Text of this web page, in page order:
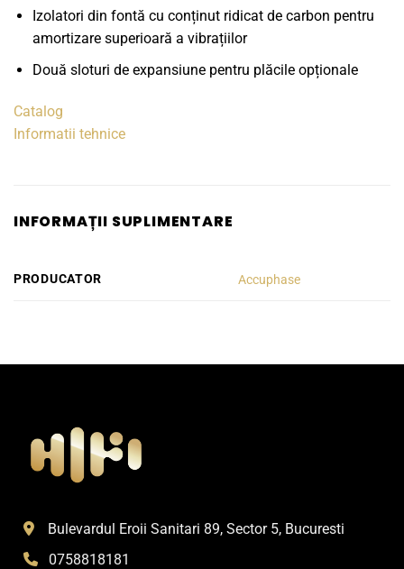
Izolatori din fontă cu conținut ridicat de carbon pentru
amortizare superioară a vibrațiilor
Două sloturi de expansiune pentru plăcile opționale
Catalog
Informatii tehnice
INFORMAȚII SUPLIMENTARE
PRODUCATOR Accuphase
Bulevardul Eroii Sanitari 89, Sector 5, Bucuresti
0758818181